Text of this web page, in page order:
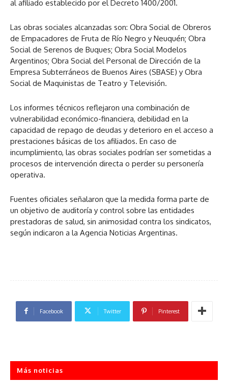
al afiliado establecido por el Decreto 1400/2001.
Las obras sociales alcanzadas son: Obra Social de Obreros
de Empacadores de Fruta de Río Negro y Neuquén; Obra
Social de Serenos de Buques; Obra Social Modelos
Argentinos; Obra Social del Personal de Dirección de la
Empresa Subterráneos de Buenos Aires (SBASE) y Obra
Social de Maquinistas de Teatro y Televisión.
Los informes técnicos reflejaron una combinación de
vulnerabilidad económico-financiera, debilidad en la
capacidad de repago de deudas y deterioro en el acceso a
prestaciones básicas de los afiliados. En caso de
incumplimiento, las obras sociales podrían ser sometidas a
procesos de intervención directa o perder su personería
operativa.
Fuentes oficiales señalaron que la medida forma parte de
un objetivo de auditoría y control sobre las entidades
prestadoras de salud, sin animosidad contra los sindicatos,
según indicaron a la Agencia Noticias Argentinas.
Facebook Twitter Pinterest
Más noticias